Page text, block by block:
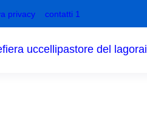
privacy contatti 1
fiera uccellipastore del lagorai